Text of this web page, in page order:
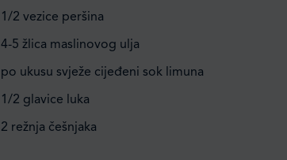
1/2 vezice peršina
4-5 žlica maslinovog ulja
po ukusu svježe cijeđeni sok limuna
1/2 glavice luka
2 režnja češnjaka